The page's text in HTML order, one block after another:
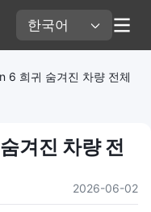
한국어
6 희귀 숨겨진 차량 전체
겨진 차량 전
2026-06-02